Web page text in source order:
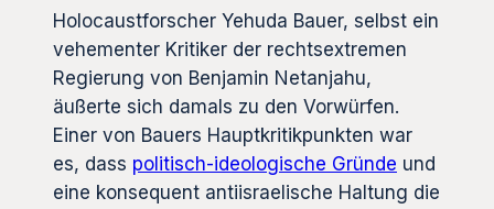
Holocaustforscher Yehuda Bauer, selbst ein
vehementer Kritiker der rechtsextremen
Regierung von Benjamin Netanjahu,
äußerte sich damals zu den Vorwürfen.
Einer von Bauers Hauptkritikpunkten war
es, dass politisch-ideologische Gründe und
eine konsequent antiisraelische Haltung die